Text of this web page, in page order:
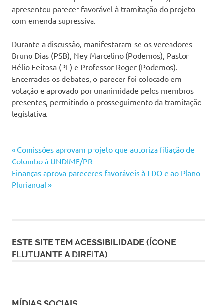
apresentou parecer favorável à tramitação do projeto
com emenda supressiva.
Durante a discussão, manifestaram-se os vereadores
Bruno Dias (PSB), Ney Marcelino (Podemos), Pastor
Hélio Feitosa (PL) e Professor Roger (Podemos).
Encerrados os debates, o parecer foi colocado em
votação e aprovado por unanimidade pelos membros
presentes, permitindo o prosseguimento da tramitação
legislativa.
Navegação
de
Post
Previous
Post:
Comissões aprovam projeto que autoriza filiação de
Colombo à UNDIME/PR
Next
Post:
Finanças aprova pareceres favoráveis à LDO e ao Plano
Plurianual
ESTE SITE TEM ACESSIBILIDADE (ÍCONE
FLUTUANTE A DIREITA)